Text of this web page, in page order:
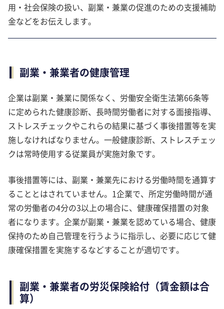
用・社会保険の扱い、副業・兼業の促進のための支援補助
金などをお伝えします。
副業・兼業者の健康管理
企業は副業・兼業に関係なく、労働安全衛生法第66条等
に定められた健康診断、長時間労働者に対する面接指導、
ストレスチェックやこれらの結果に基づく事後措置等を実
施しなければなりません。一般健康診断、ストレスチェッ
クは常時使用する従業員が実施対象です。
事後措置等には、副業・兼業先における労働時間を通算す
ることとはされていません。1企業で、所定労働時間が通
常の労働者の4分の3以上の場合に、健康確保措置の対象
者になります。企業が副業・兼業を認めている場合、健康
保持のため自己管理を行うように指示し、必要に応じて健
康確保措置を実施するなどすることが適切です。
副業・兼業者の労災保険給付（賃金額は合
算）